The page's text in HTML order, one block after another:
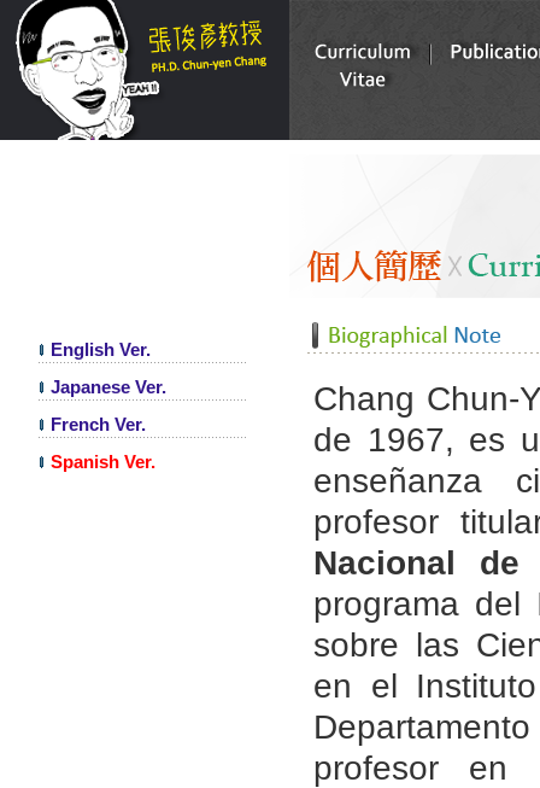
English Ver.
Japanese Ver.
French Ver.
Spanish Ver.
Chang Chun-
de 1967, es
enseñanza
profesor
Nacional de
programa del
sobre las
en el
profesor en